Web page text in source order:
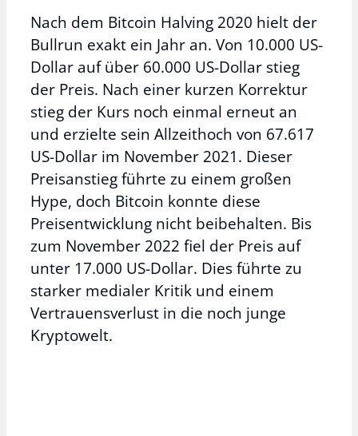
Nach dem Bitcoin Halving 2020 hielt der
Bullrun exakt ein Jahr an. Von 10.000 US-
Dollar auf über 60.000 US-Dollar stieg
der Preis. Nach einer kurzen Korrektur
stieg der Kurs noch einmal erneut an
und erzielte sein Allzeithoch von 67.617
US-Dollar im November 2021. Dieser
Preisanstieg führte zu einem großen
Hype, doch Bitcoin konnte diese
Preisentwicklung nicht beibehalten. Bis
zum November 2022 fiel der Preis auf
unter 17.000 US-Dollar. Dies führte zu
starker medialer Kritik und einem
Vertrauensverlust in die noch junge
Kryptowelt.